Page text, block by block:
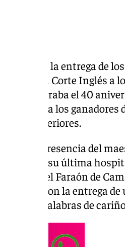
acogió la entrega de
otorga El Corte Inglés a
se celebraba el 40
no solo a los ganadores
ferias anteriores.
la presencia del
tras su última
hecho, el Faraón de
con la entrega
y las palabras de